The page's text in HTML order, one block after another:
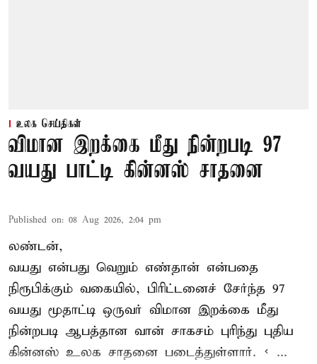
உலக செய்திகள்
விமான இறக்கை மீது நின்றபடி 97
வயது பாட்டி கின்னஸ் சாதனை
Published on: 08 Aug 2026, 2:04 pm
லண்டன்,
வயது என்பது வெறும் எண்தான் என்பதை
நிரூபிக்கும் வகையில், பிரிட்டனைச் சேர்ந்த 97
வயது மூதாட்டி ஒருவர் விமான இறக்கை மீது
நின்றபடி ஆபத்தான வான் சாகசம் புரிந்து புதிய
கின்னஸ் உலக சாதனை படைத்துள்ளார். < ...